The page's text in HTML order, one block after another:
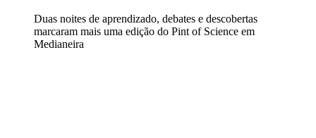
Duas noites de aprendizado, debates e descobertas
marcaram mais uma edição do Pint of Science em
Medianeira